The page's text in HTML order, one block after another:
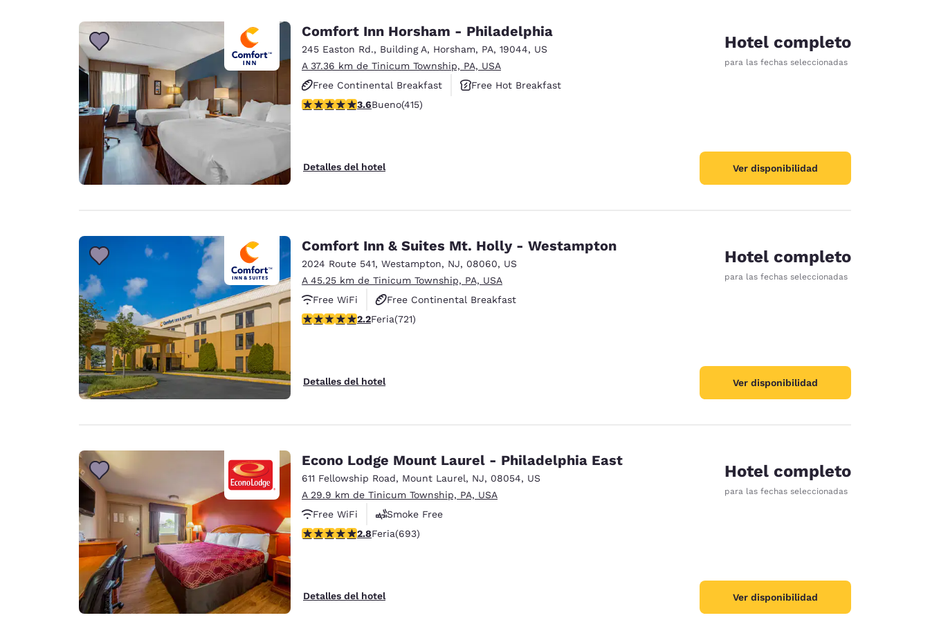
Comfort Inn Horsham - Philadelphia
245 Easton Rd., Building A, Horsham, PA, 19044, US
A 37.36 km de Tinicum Township, PA, USA
Free Continental Breakfast
Free Hot Breakfast
Pet Friendly
calificación de 3.65 estrellas. Bueno. 415 reseñas
3.6Bueno(415)
Detalles del hotel
Hotel completo
para las fechas seleccionadas
Ver disponibilidad
Comfort Inn & Suites Mt. Holly - Westampton
2024 Route 541, Westampton, NJ, 08060, US
A 45.25 km de Tinicum Township, PA, USA
Free WiFi
Free Continental Breakfast
Free Hot Breakfast
calificación de 2.22 estrellas. Feria. 721 reseñas
2.2Feria(721)
Detalles del hotel
Hotel completo
para las fechas seleccionadas
Ver disponibilidad
Econo Lodge Mount Laurel - Philadelphia East
611 Fellowship Road, Mount Laurel, NJ, 08054, US
A 29.9 km de Tinicum Township, PA, USA
Free WiFi
Smoke Free
calificación de 2.83 estrellas. Feria. 693 reseñas
2.8Feria(693)
Detalles del hotel
Hotel completo
para las fechas seleccionadas
Ver disponibilidad